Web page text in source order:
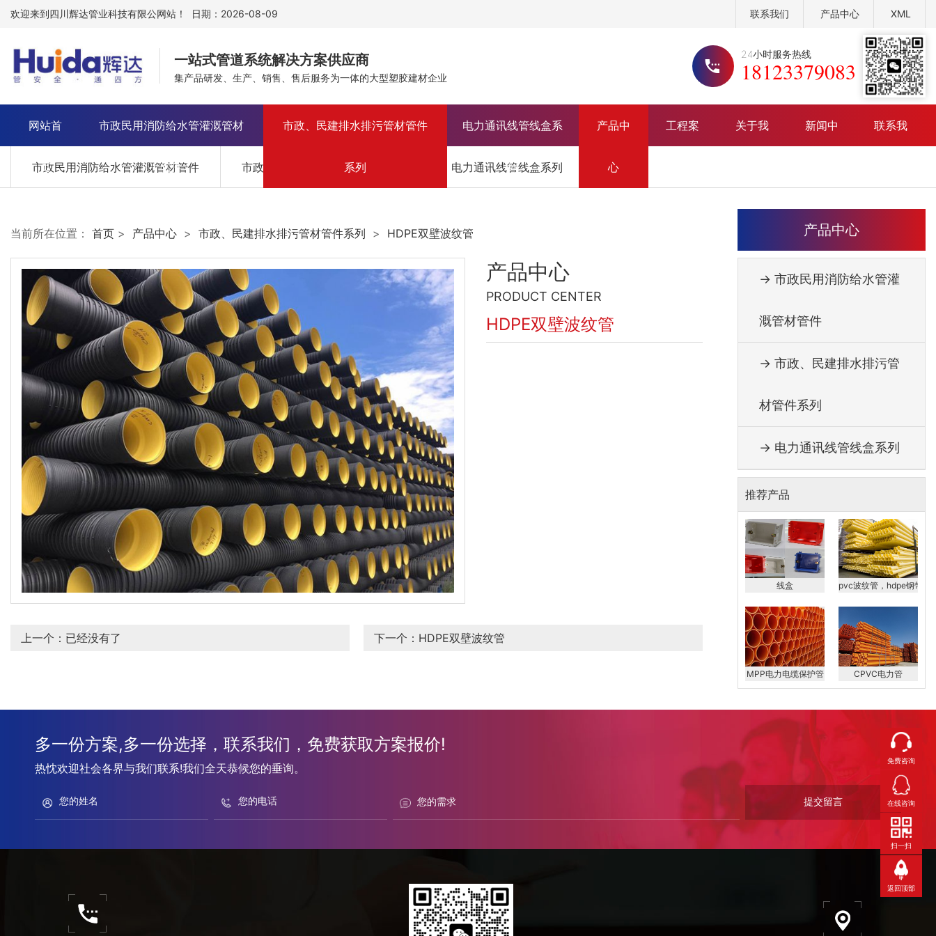
欢迎来到四川辉达管业科技有限公网站！ 日期：2026-08-09 联系我们 产品中心 XML
一站式管道系统解决方案供应商
集产品研发、生产、销售、售后服务为一体的大型塑胶建材企业
24小时服务热线
18123379083
网站首
页
市政民用消防给水管灌溉管材
管件
市政、民建排水排污管材管件
系列
电力通讯线管线盒系
列
产品中
心
市政民用消防给水管灌溉管材管件
市政、民建排水排污管材管件系列
工程案 关于我
荣誉资质
公司实力
新闻中
行业资讯
联系我
市政民用消防给水管灌溉管材管件 市政、民建排水排污管材管件系列 电力通讯线管线盒系列
当前所在位置： 首页 > 产品中心 > 市政、民建排水排污管材管件系列 > HDPE双壁波纹管
产品中心
PRODUCT CENTER
HDPE双壁波纹管
上一个 ：已经没有了 下一个 ：HDPE双壁波纹管
产品中心
→ 市政民用消防给水管灌
溉管材管件
→ 市政、民建排水排污管
材管件系列
→ 电力通讯线管线盒系列
推荐产品
线盒 pvc波纹管，hdpe钢带波
MPP电力电缆保护管 CPVC电力管
多一份方案,多一份选择，联系我们，免费获取方案报价!
热忱欢迎社会各界与我们联系!我们全天恭候您的垂询。
免费咨询
在线咨询
扫一扫
返回顶部